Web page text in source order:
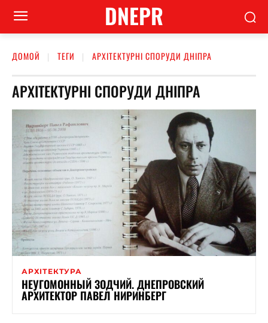
DNEPR
ДОМОЙ ТЕГИ АРХІТЕКТУРНІ СПОРУДИ ДНІПРА
АРХІТЕКТУРНІ СПОРУДИ ДНІПРА
АРХІТЕКТУРА
НЕУГОМОННЫЙ ЗОДЧИЙ. ДНЕПРОВСКИЙ
АРХИТЕКТОР ПАВЕЛ НИРИНБЕРГ